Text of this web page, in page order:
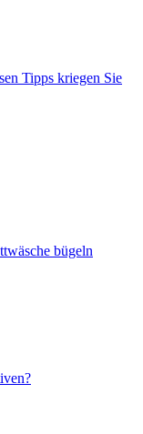
Tipps kriegen Sie
bügeln